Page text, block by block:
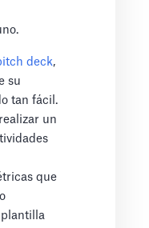
deck,
su
tan fácil.
un
que
plantilla